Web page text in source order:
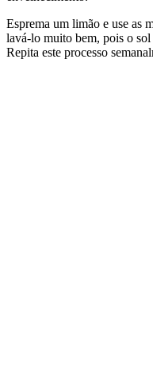
Esprema um limão e use as
lavá-lo muito bem, pois o
Repita este processo